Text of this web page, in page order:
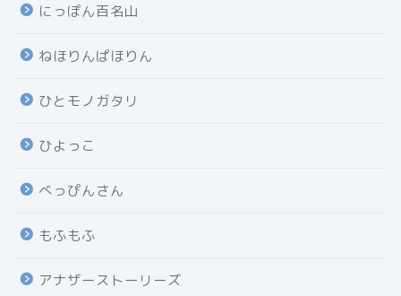
にっぽん百名山
ねほりんぱほりん
ひとモノガタリ
ひよっこ
べっぴんさん
もふもふ
アナザーストーリーズ